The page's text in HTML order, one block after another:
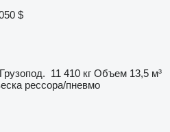
$
Грузопод. 11 410 кг Объем 13,5 м³
рессора/пневмо